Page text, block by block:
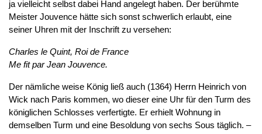
ja vielleicht selbst dabei Hand angelegt haben. Der berühmte
Meister Jouvence hätte sich sonst schwerlich erlaubt, eine
seiner Uhren mit der Inschrift zu versehen:
Charles le Quint, Roi de France
Me fit par Jean Jouvence.
Der nämliche weise König ließ auch (1364) Herrn Heinrich von
Wick nach Paris kommen, wo dieser eine Uhr für den Turm des
königlichen Schlosses verfertigte. Er erhielt Wohnung in
demselben Turm und eine Besoldung von sechs Sous täglich. –